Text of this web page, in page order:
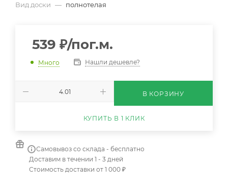
Вид доски — полнотелая
539 ₽/пог.м.
Много Нашли дешевле?
В КОРЗИНУ
КУПИТЬ В 1 КЛИК
Самовывоз со склада - бесплатно
Доставим в течении 1 - 3 дней
Стоимость доставки от 1 000 ₽